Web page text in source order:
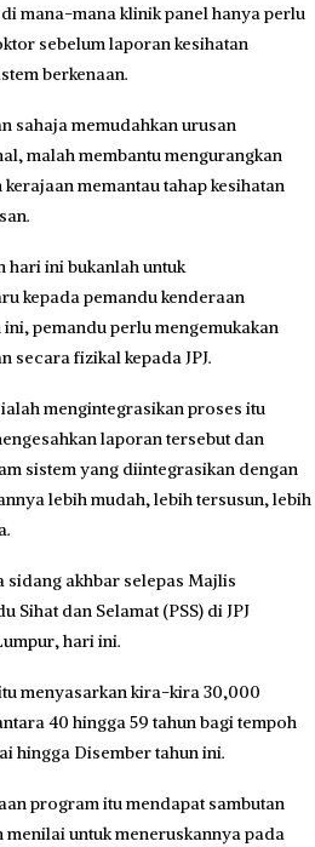
mana-mana klinik panel hanya perlu
sebelum laporan kesihatan
berkenaan.
sahaja memudahkan urusan
malah membantu mengurangkan
memantau tahap kesihatan
hari ini bukanlah untuk
kepada pemandu kenderaan
pemandu perlu mengemukakan
secara fizikal kepada JPJ.
mengintegrasikan proses itu
laporan tersebut dan
sistem yang diintegrasikan dengan
lebih mudah, lebih tersusun, lebih
sidang akhbar selepas Majlis
Sihat dan Selamat (PSS) di JPJ
hari ini.
menyasarkan kira-kira 30,000
40 hingga 59 tahun bagi tempoh
hingga Disember tahun ini.
program itu mendapat sambutan
menilai untuk meneruskannya pada